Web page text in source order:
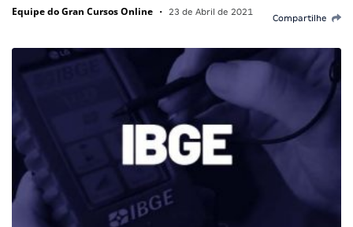
Equipe do Gran Cursos Online • 23 de Abril de 2021
Compartilhe